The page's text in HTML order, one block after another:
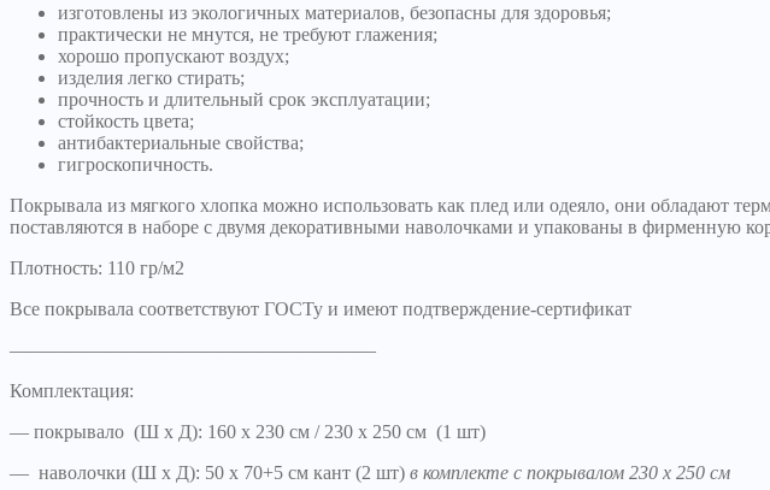
изготовлены из экологичных материалов, безопасны для здоровья;
практически не мнутся, не требуют глажения;
хорошо пропускают воздух;
изделия легко стирать;
прочность и длительный срок эксплуатации;
стойкость цвета;
антибактериальные свойства;
гигроскопичность.
Покрывала из мягкого хлопка можно использовать как плед или одеяло, они обладают
поставляются в наборе с двумя декоративными наволочками и упакованы в фирменную
Плотность: 110 гр/м2
Все покрывала соответствуют ГОСТу и имеют подтверждение-сертификат
———————————————————
Комплектация:
— покрывало (Ш х Д): 160 х 230 см / 230 х 250 см (1 шт)
— наволочки (Ш х Д): 50 х 70+5 см кант (2 шт) в комплекте с покрывалом 230 х 250 см